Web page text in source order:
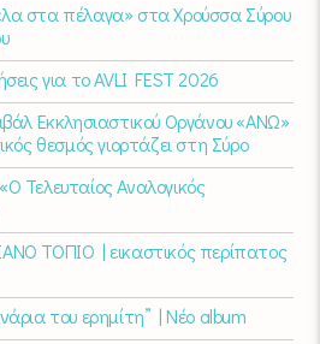
στα πέλαγα» στα Χρούσσα Σύρου
για το AVLI FEST 2026
Εκκλησιαστικού Οργάνου «ΑΝΩ»
θεσμός γιορτάζει στη Σύρο​
Τελευταίος Αναλογικός
ΤΟΠΙΟ | εικαστικός περίπατος
του ερημίτη” | Νέο album